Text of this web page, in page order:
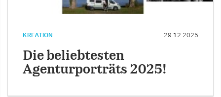
KREATION 29.12.2025
Die beliebtesten
Agenturporträts 2025!